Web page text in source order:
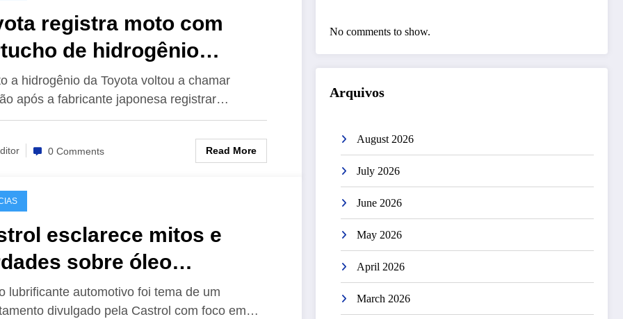
registra moto com
de hidrogênio
a hidrogênio da Toyota voltou a chamar
após a fabricante japonesa registrar…
0 Comments Read More
esclarece mitos e
sobre óleo
automotivo
lubrificante automotivo foi tema de um
divulgado pela Castrol com foco em…
No comments to show.
Arquivos
August 2026
July 2026
June 2026
May 2026
April 2026
March 2026